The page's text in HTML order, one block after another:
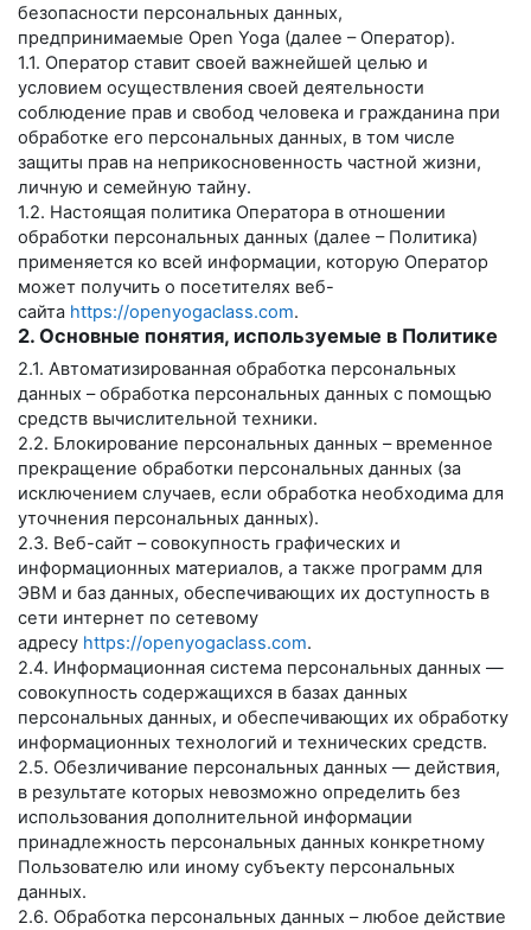
безопасности персональных данных,
предпринимаемые Open Yoga (далее – Оператор).
1.1. Оператор ставит своей важнейшей целью и
условием осуществления своей деятельности
соблюдение прав и свобод человека и гражданина при
обработке его персональных данных, в том числе
защиты прав на неприкосновенность частной жизни,
личную и семейную тайну.
1.2. Настоящая политика Оператора в отношении
обработки персональных данных (далее – Политика)
применяется ко всей информации, которую Оператор
может получить о посетителях веб-
сайта https://openyogaclass.com.
2. Основные понятия, используемые в Политике
2.1. Автоматизированная обработка персональных
данных – обработка персональных данных с помощью
средств вычислительной техники.
2.2. Блокирование персональных данных – временное
прекращение обработки персональных данных (за
исключением случаев, если обработка необходима для
уточнения персональных данных).
2.3. Веб-сайт – совокупность графических и
информационных материалов, а также программ для
ЭВМ и баз данных, обеспечивающих их доступность в
сети интернет по сетевому
адресу https://openyogaclass.com.
2.4. Информационная система персональных данных —
совокупность содержащихся в базах данных
персональных данных, и обеспечивающих их обработку
информационных технологий и технических средств.
2.5. Обезличивание персональных данных — действия,
в результате которых невозможно определить без
использования дополнительной информации
принадлежность персональных данных конкретному
Пользователю или иному субъекту персональных
данных.
2.6. Обработка персональных данных – любое действие